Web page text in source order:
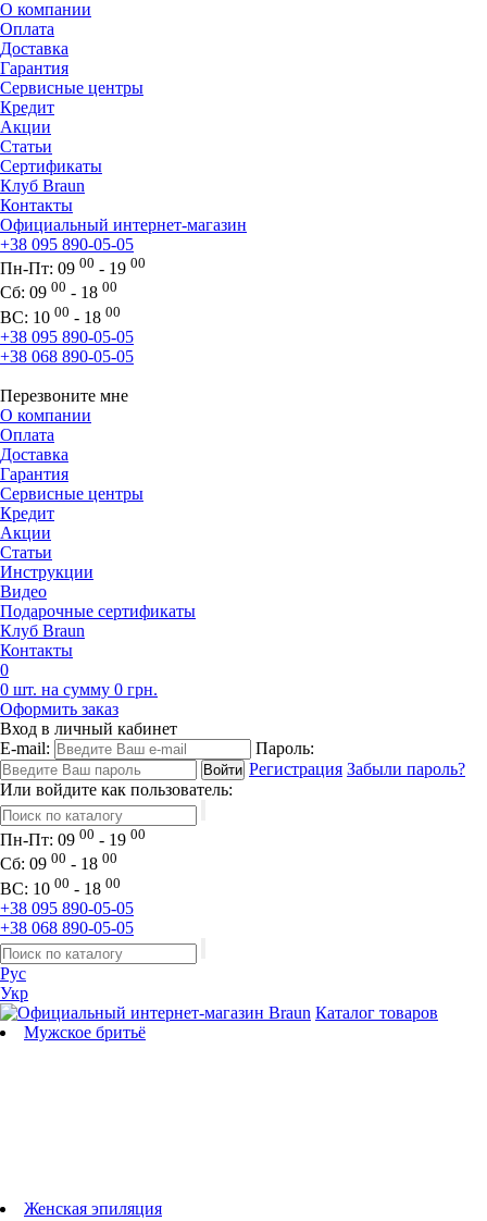
О компании
Оплата
Доставка
Гарантия
Сервисные центры
Кредит
Акции
Статьи
Сертификаты
Клуб Braun
Контакты
Официальный интернет-магазин
+38 095 890-05-05
Пн-Пт: 09 00 - 19 00
Сб: 09 00 - 18 00
ВС: 10 00 - 18 00
+38 095 890-05-05
+38 068 890-05-05
Перезвоните мне
О компании
Оплата
Доставка
Гарантия
Сервисные центры
Кредит
Акции
Статьи
Инструкции
Видео
Подарочные сертификаты
Клуб Braun
Контакты
0
0 шт. на сумму 0 грн.
Оформить заказ
Вход в личный кабинет
E-mail:
Пароль:
Регистрация Забыли пароль?
Или войдите как пользователь:
Пн-Пт: 09 00 - 19 00
Сб: 09 00 - 18 00
ВС: 10 00 - 18 00
+38 095 890-05-05
+38 068 890-05-05
Рус
Укр
Каталог товаров
Мужское бритьё
Женская эпиляция